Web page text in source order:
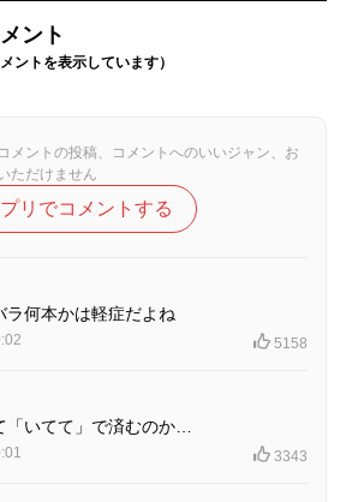
ント
ントを表示しています）
メントの投稿、コメントへのいいジャン、お
ただけません
リでコメントする
ラ何本かは軽症だよね
5158
「いてて」で済むのか…
3343